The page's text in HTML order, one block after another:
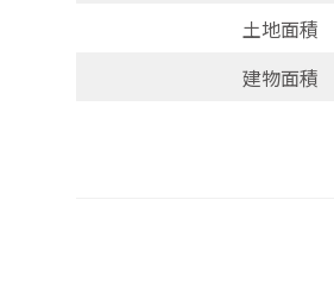
土地面積
建物面積